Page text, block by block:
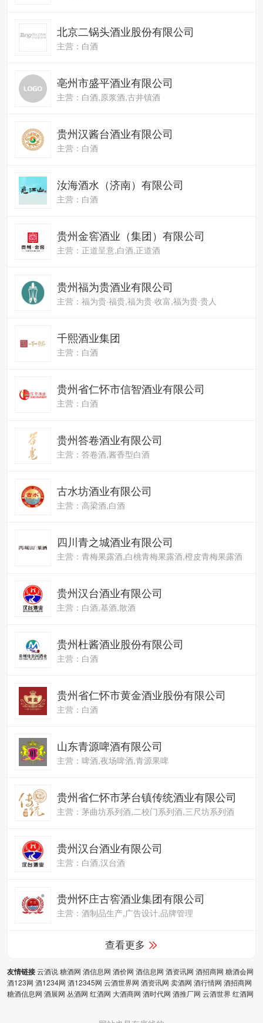
北京二锅头酒业股份有限公司
主营：白酒
亳州市盛平酒业有限公司
主营：白酒,原浆酒,古井镇酒
贵州汉酱台酒业有限公司
主营：白酒
汝海酒水（济南）有限公司
主营：白酒
贵州金窖酒业（集团）有限公司
主营：正道呈意,白酒,正道酒
贵州福为贵酒业有限公司
主营：福为贵·福贵,福为贵·收富,福为贵·贵人
千熙酒业集团
主营：白酒
贵州省仁怀市信智酒业有限公司
主营：白酒
贵州答卷酒业有限公司
主营：答卷酒,酱香型白酒
古水坊酒业有限公司
主营：高梁酒,白酒
四川青之城酒业有限公司
主营：青梅果露酒,白桃青梅果露酒,橙皮青梅果露酒
贵州汉台酒业有限公司
主营：白酒,基酒,散酒
贵州杜酱酒业股份有限公司
主营：白酒
贵州省仁怀市黄金酒业股份有限公司
主营：白酒
山东青源啤酒有限公司
主营：啤酒,夜场啤酒,青源果啤
贵州省仁怀市茅台镇传统酒业有限公司
主营：茅曲坊系列酒,二校门系列酒,三尺坊系列酒
贵州汉台酒业有限公司
主营：白酒,汉台酒
贵州怀庄古窖酒业集团有限公司
主营：酒制品生产,广告设计,品牌管理
查看更多
友情链接云酒说糖酒网 酒信息网 酒价网 酒信息网 酒资讯网 酒招商网 糖酒会网
酒123网 酒1234网 酒12345网 云酒世界网 酒资讯网 卖酒网 酒行情网 酒招商网
糖酒信息网 酒展网 丛酒网 红酒网 大酒商网 酒时代网 酒推厂网 云酒世界红酒网